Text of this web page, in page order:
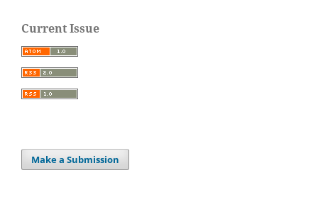
Current Issue
Make a Submission